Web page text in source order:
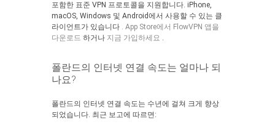
포함한 표준 VPN 프로토콜을 지원합니다. iPhone,
macOS, Windows 및 Android에서 사용할 수 있는 클
라이언트가 있습니다 . App Store에서 FlowVPN 앱을
다운로드 하거나 지금 가입하세요 .
폴란드의 인터넷 연결 속도는 얼마나 되
나요?
폴란드의 인터넷 연결 속도는 수년에 걸쳐 크게 향상
되었습니다. 최근 보고에 따르면: